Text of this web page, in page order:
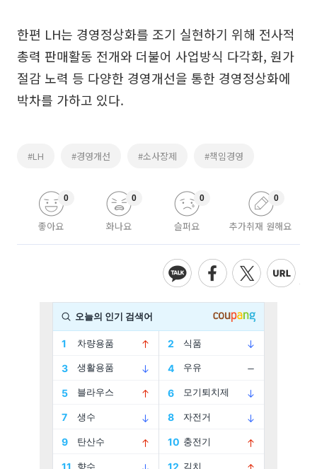
한편 LH는 경영정상화를 조기 실현하기 위해 전사적
총력 판매활동 전개와 더불어 사업방식 다각화, 원가
절감 노력 등 다양한 경영개선을 통한 경영정상화에
박차를 가하고 있다.
#LH #경영개선 #소사장제 #책임경영
좋아요
0
화나요
0
슬퍼요
0
추가취재 원해요
0